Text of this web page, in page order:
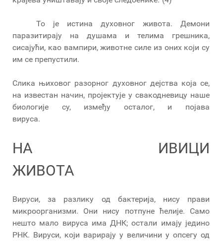
То је истина духовног живота. Демони
паразитирају на душама и телима грешника,
сисајући, као вампири, животне силе из оних који су
им се препустили.
Слика њиховог разорног духовног дејства која се,
на известан начин, пројектује у свакодневицу наше
биологије су, између осталог, и појава
вируса.
НА ИВИЦИ
ЖИВОТА
Вируси, за разлику од бактерија, нису прави
микроорганизми. Они нису потпуне ћелије. Само
нешто мало вируса има ДНК; остали имају једино
РНК. Вируси, који варирају у величини у опсегу од